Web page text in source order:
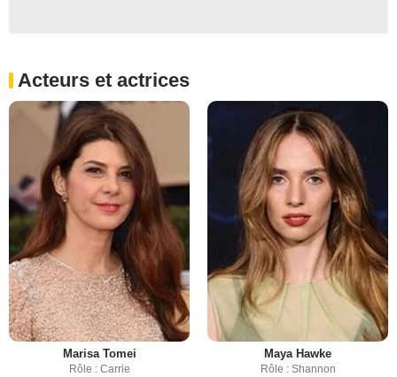
Acteurs et actrices
Marisa Tomei
Rôle : Carrie
Maya Hawke
Rôle : Shannon